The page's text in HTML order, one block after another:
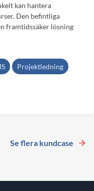
kan hantera
Den befintliga
framtidssäker lösning
Projektledning
Se flera kundcase